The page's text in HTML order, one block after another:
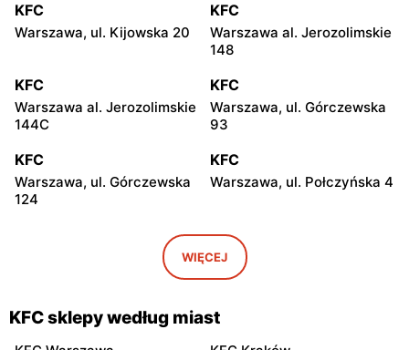
KFC
Warszawa, ul. Kijowska 20
KFC
Warszawa al. Jerozolimskie
148
KFC
Warszawa al. Jerozolimskie
144C
KFC
Warszawa, ul. Górczewska
93
KFC
Warszawa, ul. Górczewska
124
KFC
Warszawa, ul. Połczyńska 4
Warszawa, ul. Wołoska 12
KFC
Warszawa al. Jerozolimskie
184
KFC
Warszawa, ul. Powstańców
KFC
WIĘCEJ
KFC sklepy według miast